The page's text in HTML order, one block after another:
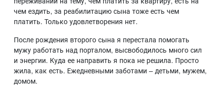
чем ездить, за реабилитацию сына тоже есть чем
платить. Только удовлетворения нет.
После рождения второго сына я перестала помогать
мужу работать над порталом, высвободилось много сил
и энергии. Куда ее направить я пока не решила. Просто
жила, как есть. Ежедневными заботами – детьми, мужем,
домом.